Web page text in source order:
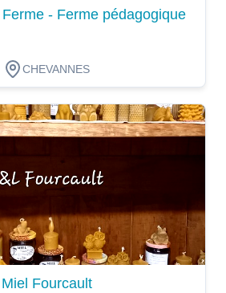
- Ferme pédagogique
CHEVANNES
Miel Fourcault